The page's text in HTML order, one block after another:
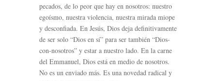
pecados, de lo peor que hay en nosotros: nuestro
egoísmo, nuestra violencia, nuestra mirada miope
y desconfiada. En Jesús, Dios deja definitivamente
de ser solo “Dios en sí” para ser también “Dios-
con-nosotros” y estar a nuestro lado. En la carne
del Emmanuel, Dios está en medio de nosotros.
No es un enviado más. Es una novedad radical y